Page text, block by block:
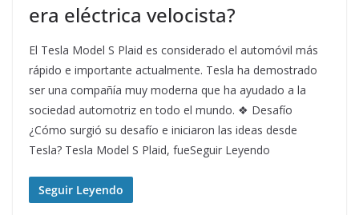
era eléctrica velocista?
El Tesla Model S Plaid es considerado el automóvil más
rápido e importante actualmente. Tesla ha demostrado
ser una compañía muy moderna que ha ayudado a la
sociedad automotriz en todo el mundo. ❖ Desafío
¿Cómo surgió su desafío e iniciaron las ideas desde
Tesla? Tesla Model S Plaid, fueSeguir Leyendo
Seguir Leyendo